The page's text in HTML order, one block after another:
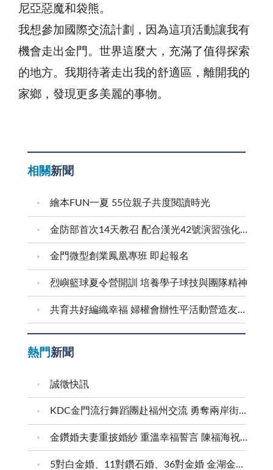
尼亞惡魔和袋熊。
我想參加國際交流計劃，因為這項活動讓我有
機會走出金門。世界這麼大，充滿了值得探索
的地方。我期待著走出我的舒適區，離開我的
家鄉，發現更多美麗的事物。
相關新聞
繪本FUN一夏 55位親子共度閱讀時光
金防部首次14天教召 配合漢光42號演習強化防衛戰力
金門微型創業鳳凰專班 即起報名
烈嶼籃球夏令營開訓 培養學子球技與團隊精神
共育共好編織幸福 婦權會辦性平活動營造友善家庭
熱門新聞
誠徵快訊
KDC金門流行舞蹈團赴福州交流 勇奪兩岸街舞賽三等獎
金鑽婚夫妻重披婚紗 重溫幸福誓言 陳福海祝福牽手半世紀 情深相守成典範
5對白金婚、11對鑽石婚、36對金婚 金湖金沙夫妻共享榮耀時刻 陳福海表揚金鑽婚夫妻 向半世紀相守家庭典範致敬